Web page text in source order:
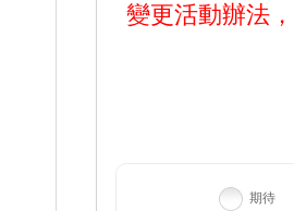
變更活動辦法
期待